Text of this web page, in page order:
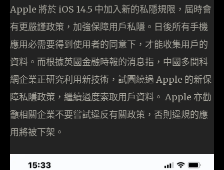
Apple 將於 iOS 14.5 中加入新的私隱規限，屆時會
有更嚴謹政策，加強保障用戶私隱。日後所有手機
應用必需要得到使用者的同意下，才能收集用戶的
資料。而根據英國金融時報的消息指，中國多間科
網企業正研究利用新技術，試圖繞過 Apple 的新保
障私隱政策，繼續過度索取用戶資料。 Apple 亦勸
籲相關企業不要嘗試違反有關政策，否則違規的應
用將被下架。